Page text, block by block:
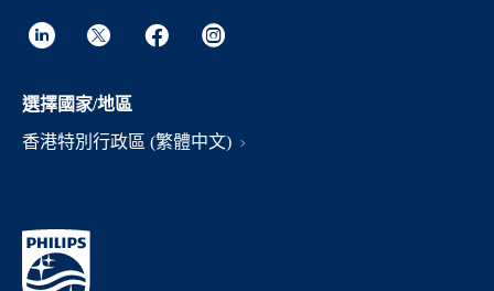
選擇國家/地區
香港特別行政區 (繁體中文)